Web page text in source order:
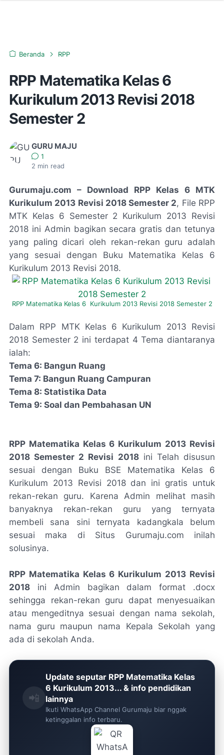
Beranda RPP
RPP Matematika Kelas 6
Kurikulum 2013 Revisi 2018
Semester 2
GURU MAJU
1
2 min read
Gurumaju.com – Download RPP Kelas 6 MTK
Kurikulum 2013 Revisi 2018 Semester 2, File RPP
MTK Kelas 6 Semester 2 Kurikulum 2013 Revisi
2018 ini Admin bagikan secara gratis dan tetunya
yang paling dicari oleh rekan-rekan guru adalah
yang sesuai dengan Buku Matematika Kelas 6
Kurikulum 2013 Revisi 2018.
RPP Matematika Kelas 6 Kurikulum 2013 Revisi 2018 Semester 2
Dalam RPP MTK Kelas 6 Kurikulum 2013 Revisi
2018 Semester 2 ini terdapat 4 Tema diantaranya
ialah:
Tema 6: Bangun Ruang
Tema 7: Bangun Ruang Campuran
Tema 8: Statistika Data
Tema 9: Soal dan Pembahasan UN
RPP Matematika Kelas 6 Kurikulum 2013 Revisi
2018 Semester 2 Revisi 2018ini Telah disusun
sesuai dengan Buku BSE Matematika Kelas 6
Kurikulum 2013 Revisi 2018 dan ini gratis untuk
rekan-rekan guru. Karena Admin melihat masih
banyaknya rekan-rekan guru yang ternyata
membeli sana sini ternyata kadangkala belum
sesuai maka di Situs Gurumaju.com inilah
solusinya.
RPP Matematika Kelas 6 Kurikulum 2013 Revisi
2018 ini Admin bagikan dalam format .docx
sehingga rekan-rekan guru dapat menyesuaikan
atau mengeditnya sesuai dengan nama sekolah,
nama guru maupun nama Kepala Sekolah yang
ada di sekolah Anda.
📲
Update seputar RPP Matematika Kelas
6 Kurikulum 2013... & info pendidikan
lainnya
Ikuti WhatsApp Channel Gurumaju biar nggak
ketinggalan info terbaru.